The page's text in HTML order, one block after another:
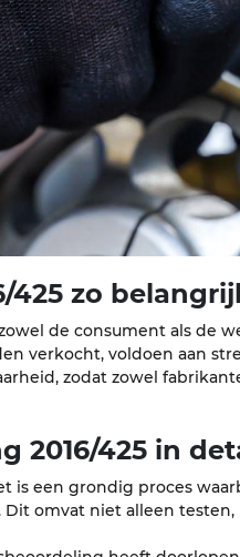
425 zo
de consument als de
verkocht, voldoen aan
zodat zowel
2016/425 in
is een grondig proces
omvat niet alleen testen,